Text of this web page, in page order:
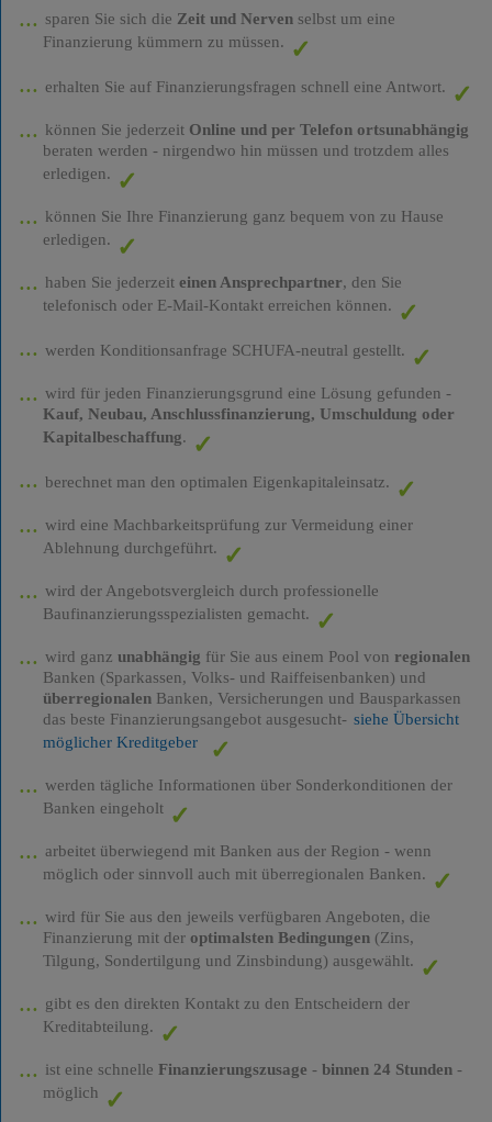
sparen Sie sich die Zeit und Nervenselbst um eine
Finanzierung kümmern zu müssen.
erhalten Sie auf Finanzierungsfragen schnell eine Antwort.
können Sie jederzeit Online und per Telefon ortsunabhängig
beraten werden - nirgendwo hin müssen und trotzdem alles
erledigen.
können Sie Ihre Finanzierung ganz bequem von zu Hause
erledigen.
haben Sie jederzeit einen Ansprechpartner, den Sie
telefonisch oder E-Mail-Kontakt erreichen können.
werden Konditionsanfrage SCHUFA-neutral gestellt.
wird für jeden Finanzierungsgrund eine Lösung gefunden -
Kauf, Neubau, Anschlussfinanzierung, Umschuldung oder
Kapitalbeschaffung.
berechnet man den optimalen Eigenkapitaleinsatz.
wird eine Machbarkeitsprüfung zur Vermeidung einer
Ablehnung durchgeführt.
wird der Angebotsvergleich durch professionelle
Baufinanzierungsspezialisten gemacht.
wird ganz unabhängig für Sie aus einem Pool von regionalen
Banken (Sparkassen, Volks- und Raiffeisenbanken) und
überregionalenBanken, Versicherungen und Bausparkassen
das beste Finanzierungsangebot ausgesucht- siehe Übersicht
möglicher Kreditgeber
werden tägliche Informationen über Sonderkonditionen der
Banken eingeholt
arbeitet überwiegend mit Banken aus der Region - wenn
möglich oder sinnvoll auch mit überregionalen Banken.
wird für Sie aus den jeweils verfügbaren Angeboten, die
Finanzierung mit der optimalsten Bedingungen(Zins,
Tilgung, Sondertilgung und Zinsbindung) ausgewählt.
gibt es den direkten Kontakt zu den Entscheidern der
Kreditabteilung.
ist eine schnelle Finanzierungszusage - binnen 24 Stunden-
möglich